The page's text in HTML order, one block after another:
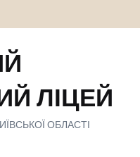
ЛІЦЕЙ
ОБЛАСТІ